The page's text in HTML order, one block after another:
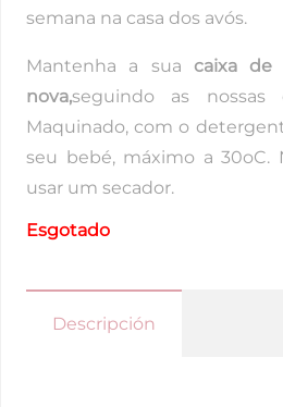
semana na casa dos avós.
Mantenha a sua caixa de
nova,seguindo as nossas
Maquinado, com o
seu bebé, máximo a 30oC.
usar um secador.
Esgotado
Descripción